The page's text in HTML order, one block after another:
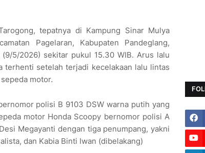
tepatnya di Kampung Sinar Mulya
Pagelaran, Kabupaten Pandeglang,
5/2026) sekitar pukul 15.30 WIB. Arus lalu
terhenti setelah terjadi kecelakaan lalu lintas
motor.
polisi B 9103 DSW warna putih yang
motor Honda Scoopy bernomor polisi A
Megayanti dengan tiga penumpang, yakni
dan Kabia Binti Iwan (dibelakang)